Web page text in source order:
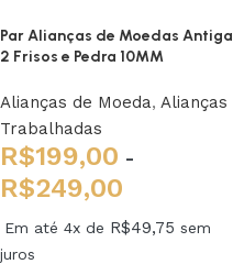
Par Alianças de Moedas Antiga
2 Frisos e Pedra 10MM
Alianças de Moeda, Alianças
Trabalhadas
R$199,00 -
R$249,00
Em até 4x de R$49,75 sem
juros